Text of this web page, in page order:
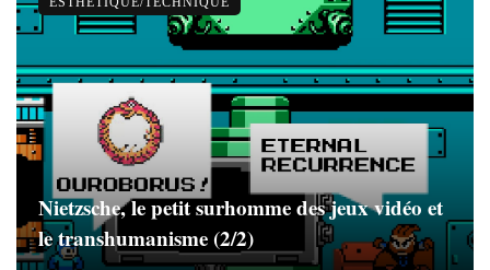
Nietzsche, le petit surhomme des jeux vidéo et
le transhumanisme (2/2)